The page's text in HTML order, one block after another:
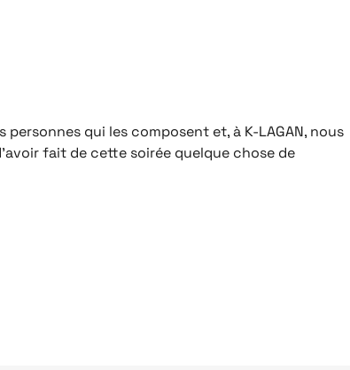
qui les composent et, à K-LAGAN, nous
fait de cette soirée quelque chose de